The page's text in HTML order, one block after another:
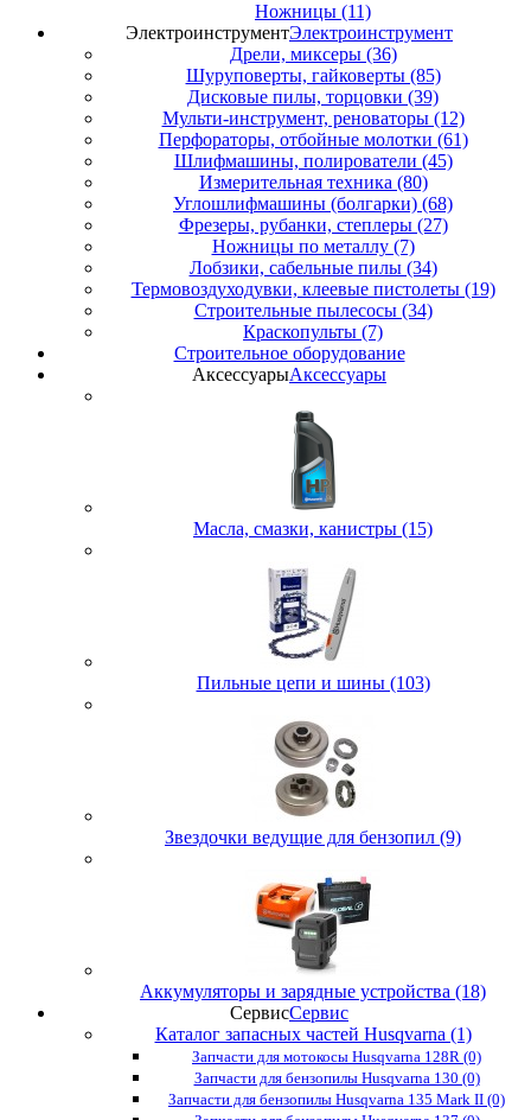
Ножницы (11)
ЭлектроинструментЭлектроинструмент
Дрели, миксеры (36)
Шуруповерты, гайковерты (85)
Дисковые пилы, торцовки (39)
Мульти-инструмент, реноваторы (12)
Перфораторы, отбойные молотки (61)
Шлифмашины, полирователи (45)
Измерительная техника (80)
Углошлифмашины (болгарки) (68)
Фрезеры, рубанки, степлеры (27)
Ножницы по металлу (7)
Лобзики, сабельные пилы (34)
Термовоздуходувки, клеевые пистолеты (19)
Строительные пылесосы (34)
Краскопульты (7)
Строительное оборудование
АксессуарыАксессуары
Масла, смазки, канистры (15)
Пильные цепи и шины (103)
Звездочки ведущие для бензопил (9)
Аккумуляторы и зарядные устройства (18)
СервисСервис
Каталог запасных частей Husqvarna (1)
Запчасти для мотокосы Husqvarna 128R (0)
Запчасти для бензопилы Husqvarna 130 (0)
Запчасти для бензопилы Husqvarna 135 Mark II (0)